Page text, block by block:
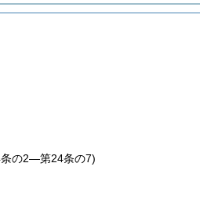
の2―第24条の7)